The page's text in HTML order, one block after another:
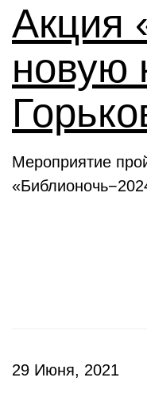
Акция
новую
Мероприятие
29 Июня, 2021